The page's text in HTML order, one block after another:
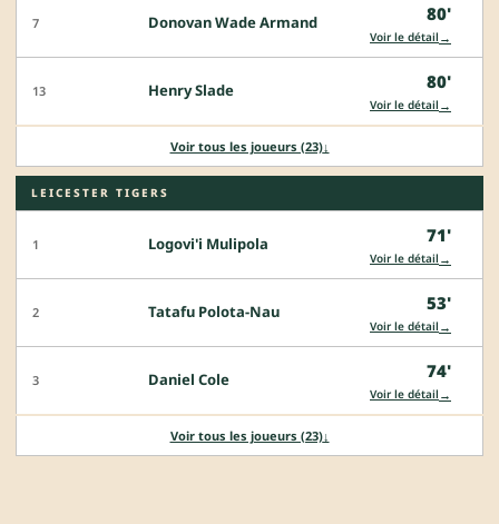
7 Donovan Wade Armand 80'
Voir le détail →
13 Henry Slade 80'
Voir le détail →
Voir tous les joueurs (23)↓
LEICESTER TIGERS
1 Logovi'i Mulipola 71'
Voir le détail →
2 Tatafu Polota-Nau 53'
Voir le détail →
3 Daniel Cole 74'
Voir le détail →
Voir tous les joueurs (23)↓